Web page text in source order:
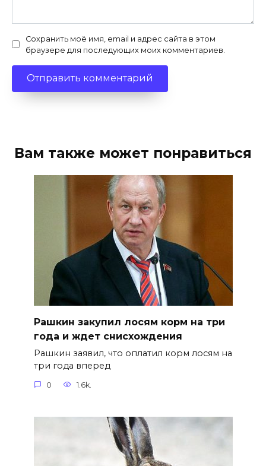
Сохранить моё имя, email и адрес сайта в этом
браузере для последующих моих комментариев.
Вам также может понравиться
Рашкин закупил лосям корм на три
года и ждет снисхождения
Рашкин заявил, что оплатил корм лосям на
три года вперед
0 1.6k.